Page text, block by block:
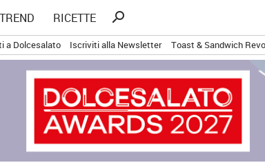
TREND RICETTE
Ricerca
search
a Dolcesalato Iscriviti alla Newsletter Toast & Sandwich